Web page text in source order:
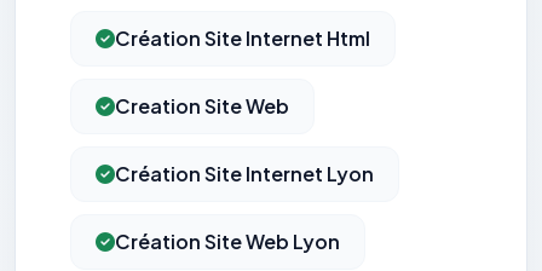
Création Site Internet Html
Creation Site Web
Création Site Internet Lyon
Création Site Web Lyon